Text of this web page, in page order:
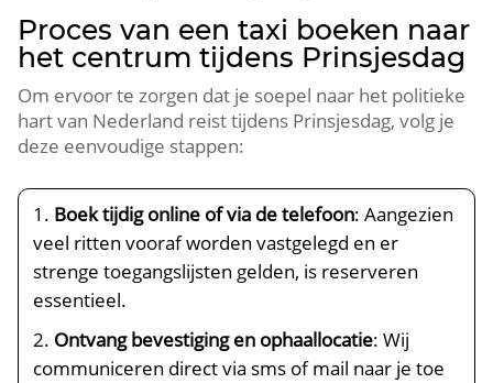
Proces van een taxi boeken naar
het centrum tijdens Prinsjesdag
Om ervoor te zorgen dat je soepel naar het politieke
hart van Nederland reist tijdens Prinsjesdag, volg je
deze eenvoudige stappen:
Boek tijdig online of via de telefoon: Aangezien
veel ritten vooraf worden vastgelegd en er
strenge toegangslijsten gelden, is reserveren
essentieel.
Ontvang bevestiging en ophaallocatie: Wij
communiceren direct via sms of mail naar je toe